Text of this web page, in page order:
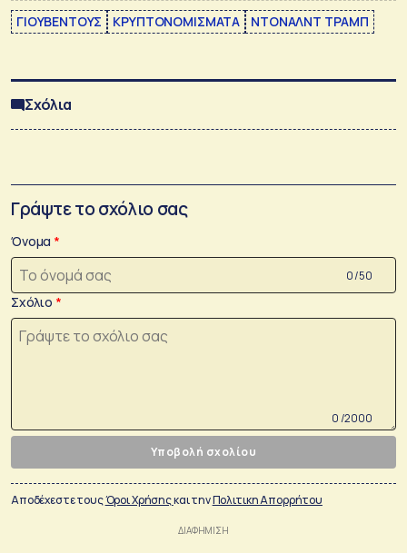
ΓΙΟΥΒΕΝΤΟΥΣ ΚΡΥΠΤΟΝΟΜΙΣΜΑΤΑ ΝΤΟΝΑΛΝΤ ΤΡΑΜΠ
Σχόλια
Γράψτε το σχόλιο σας
Όνομα
0 /50
Σχόλιο
0 /2000
Υποβολή σχολίου
Αποδέχεστε τουςΌροι Χρήσηςκαι τηνΠολιτικη Απορρήτου